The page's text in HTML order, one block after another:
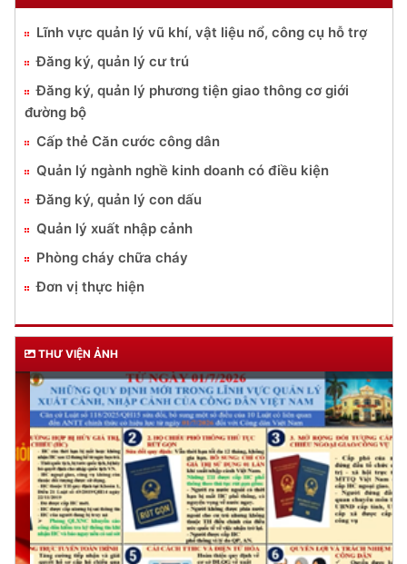
Lĩnh vực quản lý vũ khí, vật liệu nổ, công cụ hỗ trợ
Đăng ký, quản lý cư trú
Đăng ký, quản lý phương tiện giao thông cơ giới
đường bộ
Cấp thẻ Căn cước công dân
Quản lý ngành nghề kinh doanh có điều kiện
Đăng ký, quản lý con dấu
Quản lý xuất nhập cảnh
Phòng cháy chữa cháy
Đơn vị thực hiện
THƯ VIỆN ẢNH